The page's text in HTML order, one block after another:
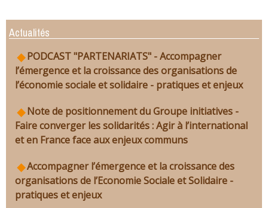
Actualités
PODCAST "PARTENARIATS" - Accompagner
l’émergence et la croissance des organisations de
l’économie sociale et solidaire - pratiques et enjeux
Note de positionnement du Groupe initiatives -
Faire converger les solidarités : Agir à l’international
et en France face aux enjeux communs
Accompagner l’émergence et la croissance des
organisations de l’Economie Sociale et Solidaire -
pratiques et enjeux